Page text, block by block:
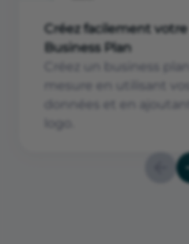
Créez facilement votre
Business Plan